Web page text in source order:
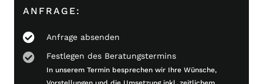
ANFRAGE:
Anfrage absenden
Festlegen des Beratungstermins
In unserem Termin besprechen wir Ihre Wünsche,